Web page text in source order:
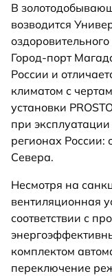
В
возводится
Город-порт
России и
климатом с
установки
при
регионах России:
Севера.
Несмотря на
вентиляционная
соответствии с
комплектом
переключение